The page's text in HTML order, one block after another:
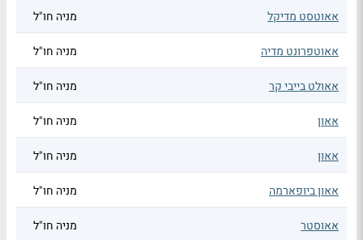
אאוטסט מדיקל מניה חו"ל
אאוטפרונט מדיה מניה חו"ל
אאולט בייבי קר מניה חו"ל
אאון מניה חו"ל
אאון מניה חו"ל
אאון ביופארמה מניה חו"ל
אאוסטר מניה חו"ל